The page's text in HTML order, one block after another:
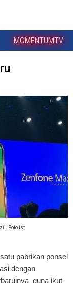
MOMENTUMTV
Foto ist
pabrikan ponsel
dengan
guna ikut